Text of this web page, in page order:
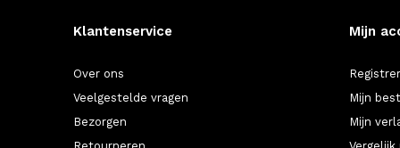
Klantenservice
Over ons
Veelgestelde vragen
Bezorgen
Mijn
Mijn
Mijn